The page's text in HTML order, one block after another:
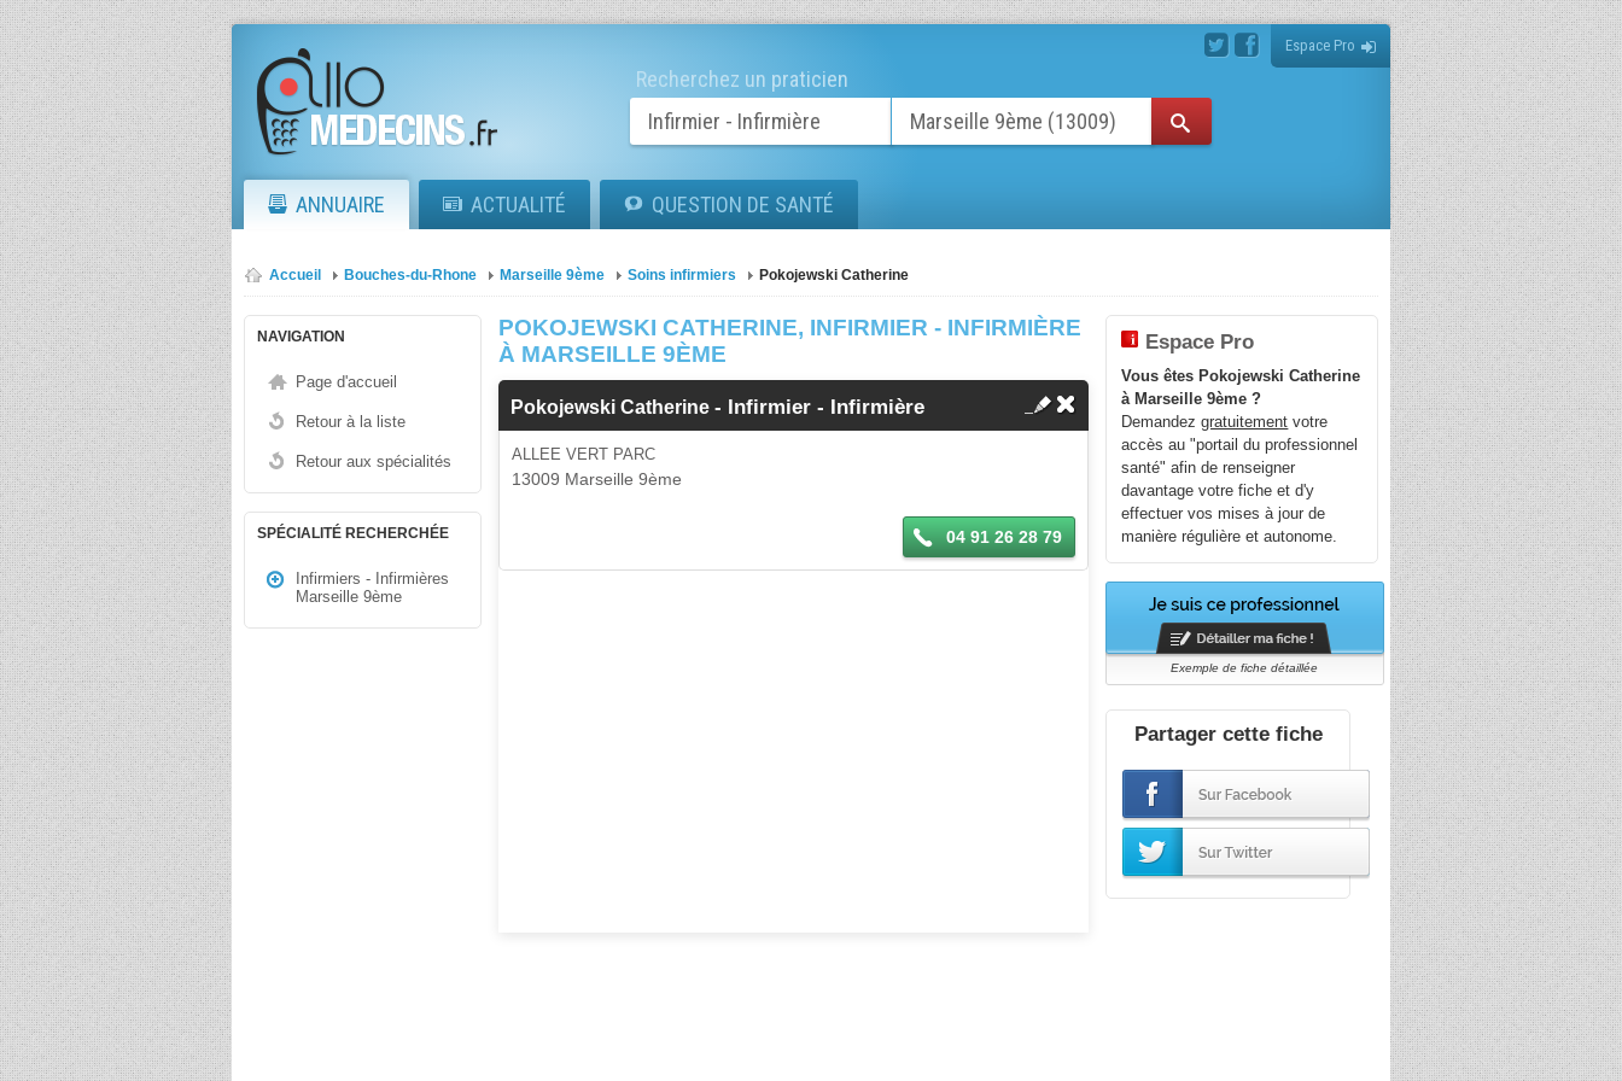
Espace Pro
Recherchez un praticien
ANNUAIRE ACTUALITÉ QUESTION DE SANTÉ
Accueil Bouches-du-Rhone Marseille 9ème Soins infirmiers Pokojewski Catherine
NAVIGATION
Page d'accueil
Retour à la liste
Retour aux spécialités
SPÉCIALITÉ RECHERCHÉE
Infirmiers - Infirmières
Marseille 9ème
POKOJEWSKI CATHERINE, INFIRMIER - INFIRMIÈRE
À MARSEILLE 9ÈME
Pokojewski Catherine- Infirmier - Infirmière
ALLEE VERT PARC
13009 Marseille 9ème
04 91 26 28 79
Espace Pro
Vous êtes Pokojewski Catherine
à Marseille 9ème ?
Demandezgratuitement votre
accès au "portail du professionnel
santé" afin de renseigner
davantage votre fiche et d'y
effectuer vos mises à jour de
manière régulière et autonome.
Exemple de fiche détaillée
Partager cette fiche